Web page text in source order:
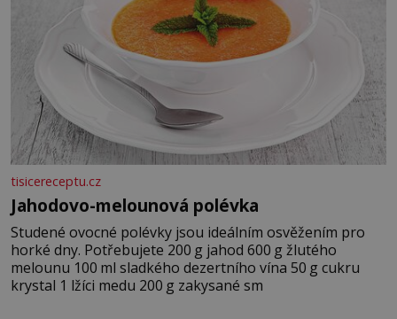
tisicereceptu.cz
Jahodovo-melounová polévka
Studené ovocné polévky jsou ideálním osvěžením pro
horké dny. Potřebujete 200 g jahod 600 g žlutého
melounu 100 ml sladkého dezertního vína 50 g cukru
krystal 1 lžíci medu 200 g zakysané sm